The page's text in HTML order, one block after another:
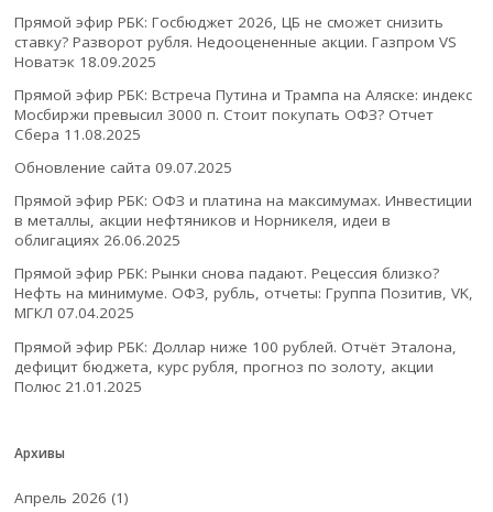
Прямой эфир РБК: Госбюджет 2026, ЦБ не сможет снизить
ставку? Разворот рубля. Недооцененные акции. Газпром VS
Новатэк 18.09.2025
Прямой эфир РБК: Встреча Путина и Трампа на Аляске: индекс
Мосбиржи превысил 3000 п. Стоит покупать ОФЗ? Отчет
Сбера 11.08.2025
Обновление сайта 09.07.2025
Прямой эфир РБК: ОФЗ и платина на максимумах. Инвестиции
в металлы, акции нефтяников и Норникеля, идеи в
облигациях 26.06.2025
Прямой эфир РБК: Рынки снова падают. Рецессия близко?
Нефть на минимуме. ОФЗ, рубль, отчеты: Группа Позитив, VK,
МГКЛ 07.04.2025
Прямой эфир РБК: Доллар ниже 100 рублей. Отчёт Эталона,
дефицит бюджета, курс рубля, прогноз по золоту, акции
Полюс 21.01.2025
Архивы
Апрель 2026 (1)